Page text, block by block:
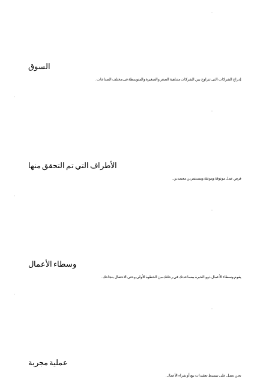
السوق
إدراج الشركات التي تتراوح بين الشركات متناهية الصغر والصغيرة والمتوسطة في مختلف الصناعات.
الأطراف التي تم التحقق منها
فرص عمل موثوقة وموثقة ومستثمرين معتمدين.
وسطاء الأعمال
يقوم وسطاء الأعمال ذوو الخبرة بمساعدتك في رحلتك من الخطوة الأولى وحتى الاحتفال بنجاحك.
عملية مجربة
نحن نعمل على تبسيط تعقيدات بيع أو شراء الأعمال.